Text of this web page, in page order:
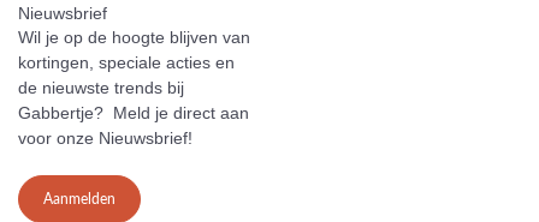
Nieuwsbrief
Wil je op de hoogte blijven van
kortingen, speciale acties en
de nieuwste trends bij
Gabbertje? Meld je direct aan
voor onze Nieuwsbrief!
Aanmelden